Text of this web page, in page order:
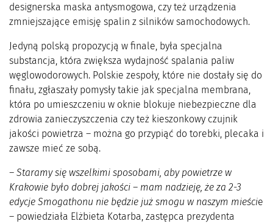
designerska maska antysmogowa, czy też urządzenia
zmniejszające emisję spalin z silników samochodowych.
Jedyną polską propozycją w finale, była specjalna
substancja, która zwiększa wydajność spalania paliw
węglowodorowych. Polskie zespoły, które nie dostały się do
finału, zgłaszały pomysły takie jak specjalna membrana,
która po umieszczeniu w oknie blokuje niebezpieczne dla
zdrowia zanieczyszczenia czy też kieszonkowy czujnik
jakości powietrza – można go przypiąć do torebki, plecaka i
zawsze mieć ze sobą.
– Staramy się wszelkimi sposobami, aby powietrze w
Krakowie było dobrej jakości – mam nadzieję, że za 2-3
edycje Smogathonu nie będzie już smogu w naszym mieście
– powiedziała Elżbieta Kotarba, zastępca prezydenta